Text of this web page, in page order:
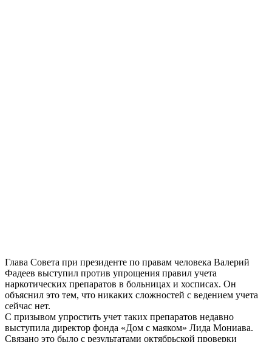
Глава Совета при президенте по правам человека Валерий
Фадеев выступил против упрощения правил учета
наркотических препаратов в больницах и хосписах. Он
объяснил это тем, что никаких сложностей с ведением учета
сейчас нет.
С призывом упростить учет таких препаратов недавно
выступила директор фонда «Дом с маяком» Лида Мониава.
Связано это было с результатами октябрьской проверки